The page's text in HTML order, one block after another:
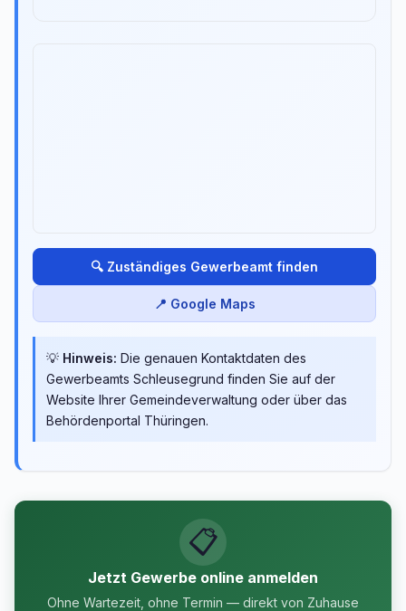
🔍 Zuständiges Gewerbeamt finden
📍 Google Maps
💡 Hinweis: Die genauen Kontaktdaten des
Gewerbeamts Schleusegrund finden Sie auf der
Website Ihrer Gemeindeverwaltung oder über das
Behördenportal Thüringen.
📋
Jetzt Gewerbe online anmelden
Ohne Wartezeit, ohne Termin — direkt von Zuhause